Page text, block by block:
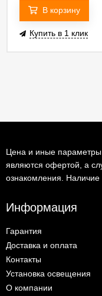
В корзину
Купить в 1 клик
Цена и иные
являются офертой, а
ознакомления. Наличие
Информация
Гарантия
Доставка и оплата
Контакты
Установка освещения
О компании